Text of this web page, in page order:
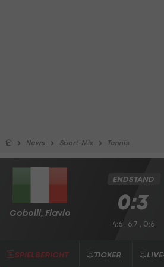
News Sport-Mix Tennis
Cobolli, Flavio
ENDSTAND
0:3
4:6 , 6:7 , 0:6
SPIELBERICHT TICKER